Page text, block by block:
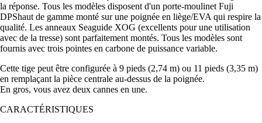
la réponse. Tous les modèles disposent d'un porte-moulinet Fuji
DPShaut de gamme monté sur une poignée en liège/EVA qui respire la
qualité. Les anneaux Seaguide XOG (excellents pour une utilisation
avec de la tresse) sont parfaitement montés. Tous les modèles sont
fournis avec trois pointes en carbone de puissance variable.
Cette tige peut être configurée à 9 pieds (2,74 m) ou 11 pieds (3,35 m)
en remplaçant la pièce centrale au-dessus de la poignée.
En gros, vous avez deux cannes en une.
CARACTÉRISTIQUES